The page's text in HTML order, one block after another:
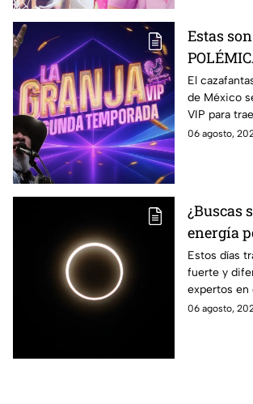
Estas
fuertes
Carlos
granjero
VIP
El
de México
VIP para
contenido,
06 agosto,
¿Buscas
energía
es el
ayudará
solar
Estos días
fuerte y
expertos en
se te anima
06 agosto,